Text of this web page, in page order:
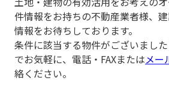
件情報をお持ちの不動産業者様、
情報をお待ちしております。
条件に該当する物件がございまし
でお気軽に、電話・FAXまたはメー
絡ください。